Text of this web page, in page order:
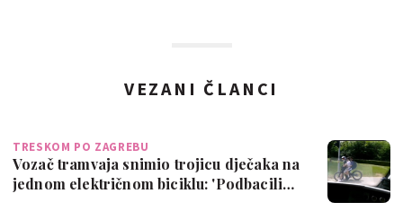
VEZANI ČLANCI
TRESKOM PO ZAGREBU
Vozač tramvaja snimio trojicu dječaka na
jednom električnom biciklu: 'Podbacili…